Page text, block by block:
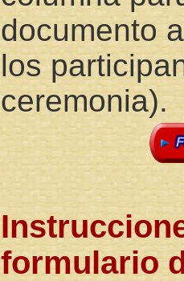
documento
los
ceremonia).
formulario